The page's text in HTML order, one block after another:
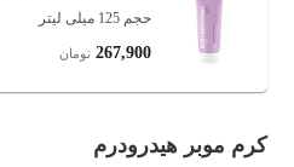
حجم 125 میلی لیتر
267,900 تومان
کرم موبر هیدرودرم